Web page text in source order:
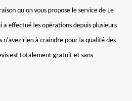
qu'on vous propose le service de Le
a effectué les opérations depuis plusieurs
n'avez rien à craindre pour la qualité des
est totalement gratuit et sans